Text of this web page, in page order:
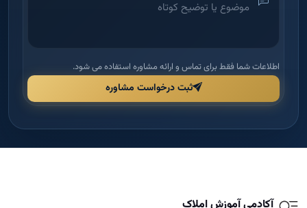
اطلاعات شما فقط برای تماس و ارائه مشاوره استفاده می شود.
ثبت درخواست مشاوره